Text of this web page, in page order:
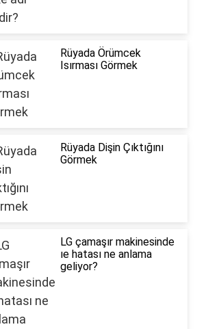
Rüyada Örümcek
Isırması Görmek
Rüyada Dişin Çıktığını
Görmek
LG çamaşır makinesinde
ıe hatası ne anlama
geliyor?